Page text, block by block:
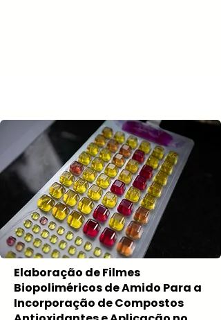
Elaboração de Filmes
Biopoliméricos de Amido Para a
Incorporação de Compostos